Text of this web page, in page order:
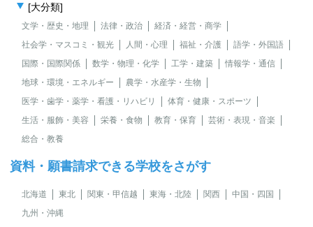
[大分類]
文学・歴史・地理 法律・政治
経済・経営・商学
社会学・マスコミ・観光
人間・心理 福祉・介護
語学・外国語
国際・国際関係
数学・物理・化学 工学・建築
情報学・通信
地球・環境・エネルギー
農学・水産学・生物
医学・歯学・薬学・看護・リハビリ
体育・健康・スポーツ
生活・服飾・美容
栄養・食物 教育・保育
芸術・表現・音楽
総合・教養
資料・願書請求できる学校をさがす
北海道 東北 関東・甲信越 東海・北陸 関西
中国・四国
九州・沖縄